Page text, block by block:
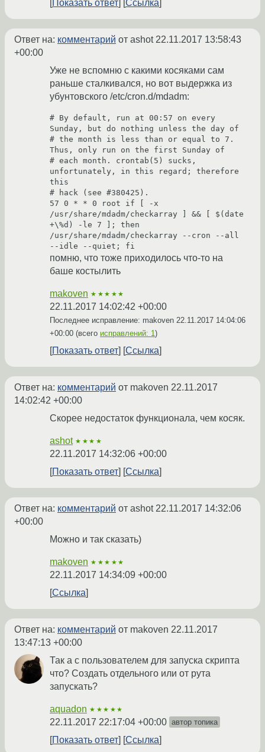
Показать ответ Ссылка
Ответ на: комментарий от ashot22.11.2017 13:58:43
+00:00
Уже не вспомню с какими косяками сам
раньше сталкивался, но вот выдержка из
убунтовского /etc/cron.d/mdadm:
# By default, run at 00:57 on every
Sunday, but do nothing unless the day of
# the month is less than or equal to 7.
Thus, only run on the first Sunday of
# each month. crontab(5) sucks,
unfortunately, in this regard; therefore
this
# hack (see #380425).
57 0 * * 0 root if [ -x
/usr/share/mdadm/checkarray ] && [ $(date
+\%d) -le 7 ]; then
/usr/share/mdadm/checkarray --cron --all
помню, что тоже приходилось что-то на
баше костылить
makoven ★★★★★
22.11.2017 14:02:42 +00:00
Последнее исправление: makoven 22.11.2017 14:04:06
+00:00 (всего исправлений: 1)
Показать ответ Ссылка
Ответ на: комментарий от makoven 22.11.2017
14:02:42 +00:00
Скорее недостаток функционала, чем косяк.
ashot ★★★★
22.11.2017 14:32:06 +00:00
Показать ответ
Ссылка
Ответ на: комментарий от ashot22.11.2017 14:32:06
+00:00
Можно и так сказать)
makoven ★★★★★
22.11.2017 14:34:09 +00:00
Ссылка
Ответ на: комментарий от makoven 22.11.2017
13:47:13 +00:00
Так а с пользователем для запуска скрипта
что? Создать отдельного или от рута
запускать?
aquadon ★★★★★
22.11.2017 22:17:04 +00:00 автор топика
Показать ответ Ссылка